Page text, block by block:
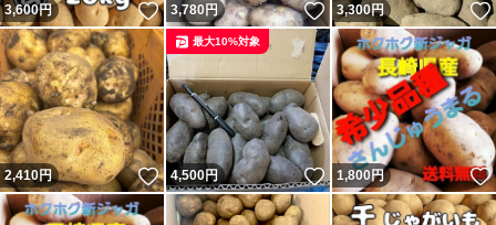
3,600円 いいね！
3,780円 いいね！
3,300円
2,410円 いいね！
4,500円 いいね！
最大10%対象
1,800 円